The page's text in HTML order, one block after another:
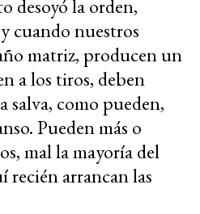
desoyó la orden,
cuando nuestros
matriz, producen un
a los tiros, deben
salva, como pueden,
Pueden más o
mal la mayoría del
recién arrancan las